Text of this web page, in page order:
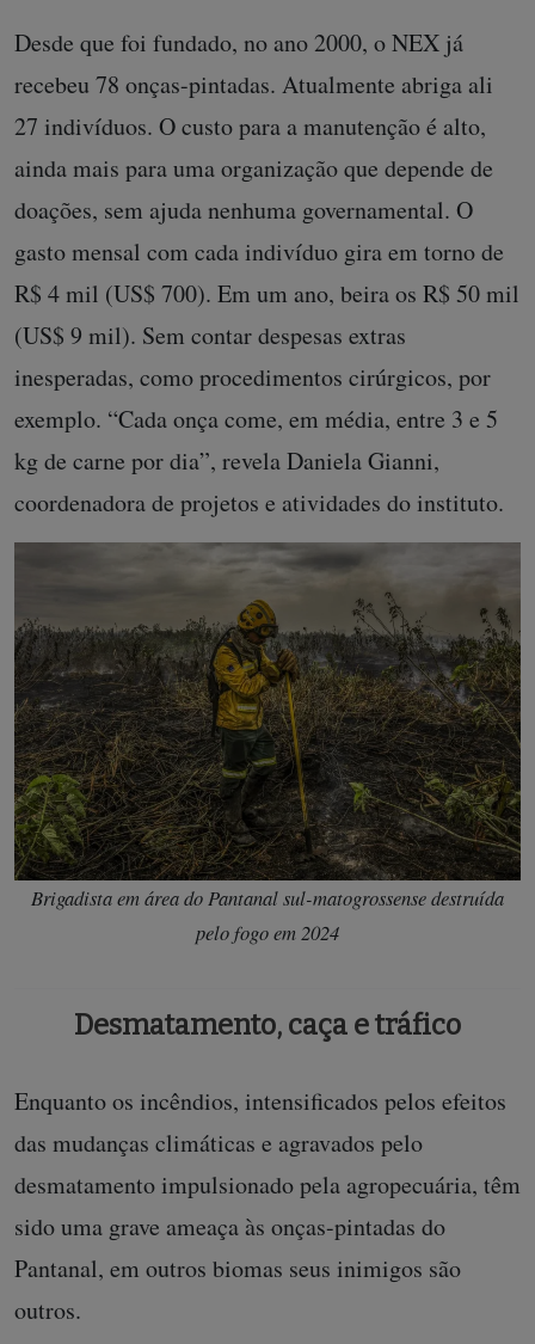
Desde que foi fundado, no ano 2000, o NEX já
recebeu 78 onças-pintadas. Atualmente abriga ali
27 indivíduos. O custo para a manutenção é alto,
ainda mais para uma organização que depende de
doações, sem ajuda nenhuma governamental. O
gasto mensal com cada indivíduo gira em torno de
R$ 4 mil (US$ 700). Em um ano, beira os R$ 50 mil
(US$ 9 mil). Sem contar despesas extras
inesperadas, como procedimentos cirúrgicos, por
exemplo. “Cada onça come, em média, entre 3 e 5
kg de carne por dia”, revela Daniela Gianni,
coordenadora de projetos e atividades do instituto.
Brigadista em área do Pantanal sul-matogrossense destruída
pelo fogo em 2024
Desmatamento, caça e tráfico
Enquanto os incêndios, intensificados pelos efeitos
das mudanças climáticas e agravados pelo
desmatamento impulsionado pela agropecuária, têm
sido uma grave ameaça às onças-pintadas do
Pantanal, em outros biomas seus inimigos são
outros.